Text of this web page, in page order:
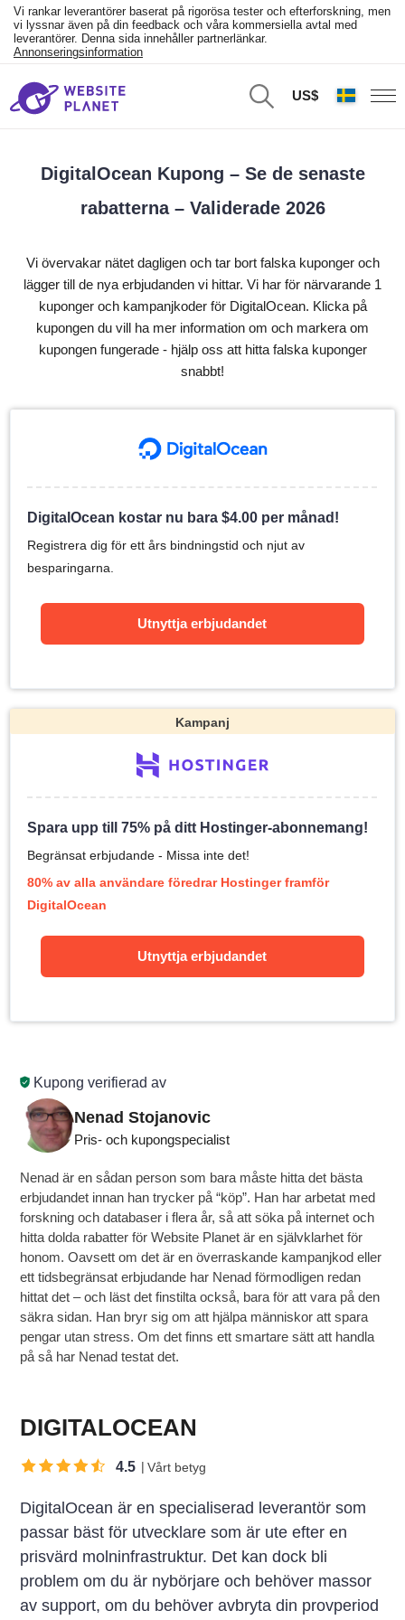
Vi rankar leverantörer baserat på rigorösa tester och efterforskning, men
vi lyssnar även på din feedback och våra kommersiella avtal med
leverantörer. Denna sida innehåller partnerlänkar.
Annonseringsinformation
US$
DigitalOcean Kupong – Se de senaste
rabatterna – Validerade 2026
Vi övervakar nätet dagligen och tar bort falska kuponger och
lägger till de nya erbjudanden vi hittar. Vi har för närvarande 1
kuponger och kampanjkoder för DigitalOcean. Klicka på
kupongen du vill ha mer information om och markera om
kupongen fungerade - hjälp oss att hitta falska kuponger
snabbt!
Kupong verifierad av
Nenad Stojanovic
Pris- och kupongspecialist
Nenad är en sådan person som bara måste hitta det bästa
erbjudandet innan han trycker på “köp”. Han har arbetat med
forskning och databaser i flera år, så att söka på internet och
hitta dolda rabatter för Website Planet är en självklarhet för
honom. Oavsett om det är en överraskande kampanjkod eller
ett tidsbegränsat erbjudande har Nenad förmodligen redan
hittat det – och läst det finstilta också, bara för att vara på den
säkra sidan. Han bryr sig om att hjälpa människor att spara
pengar utan stress. Om det finns ett smartare sätt att handla
på så har Nenad testat det.
DigitalOcean kostar nu bara$4.00 per månad!
Registrera dig för ett års bindningstid och njut av
besparingarna.
Utnyttja erbjudandet
Kampanj
Spara upp till 75% på ditt Hostinger-abonnemang!
Begränsat erbjudande - Missa inte det!
80% av alla användare föredrar Hostinger framför
DigitalOcean
Utnyttja erbjudandet
DIGITALOCEAN
4.5 Vårt betyg
DigitalOcean är en specialiserad leverantör som
passar bäst för utvecklare som är ute efter en
prisvärd molninfrastruktur. Det kan dock bli
problem om du är nybörjare och behöver massor
av support, om du behöver avbryta din provperiod